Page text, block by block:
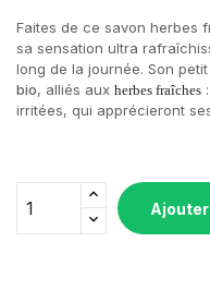
Faites de ce savon herbes
sa sensation ultra
long de la journée. Son petit
bio, alliés aux herbes fraîches
irritées, qui apprécieront